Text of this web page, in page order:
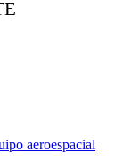
aeroespacial